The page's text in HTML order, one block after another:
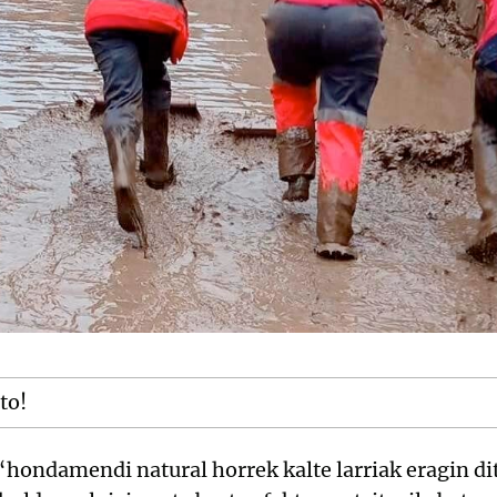
natural horrek kalte larriak eragin